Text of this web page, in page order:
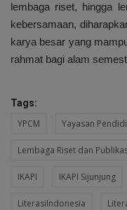
lembaga riset, hingga
kebersamaan,
karya besar yang
rahmat bagi alam
Tags:
YPCM Yayasan
Lembaga Riset dan
IKAPI IKAPI Sijunjung
LiterasiIndonesia